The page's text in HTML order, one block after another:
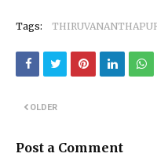
Tags:
OLDER
Post a Comment